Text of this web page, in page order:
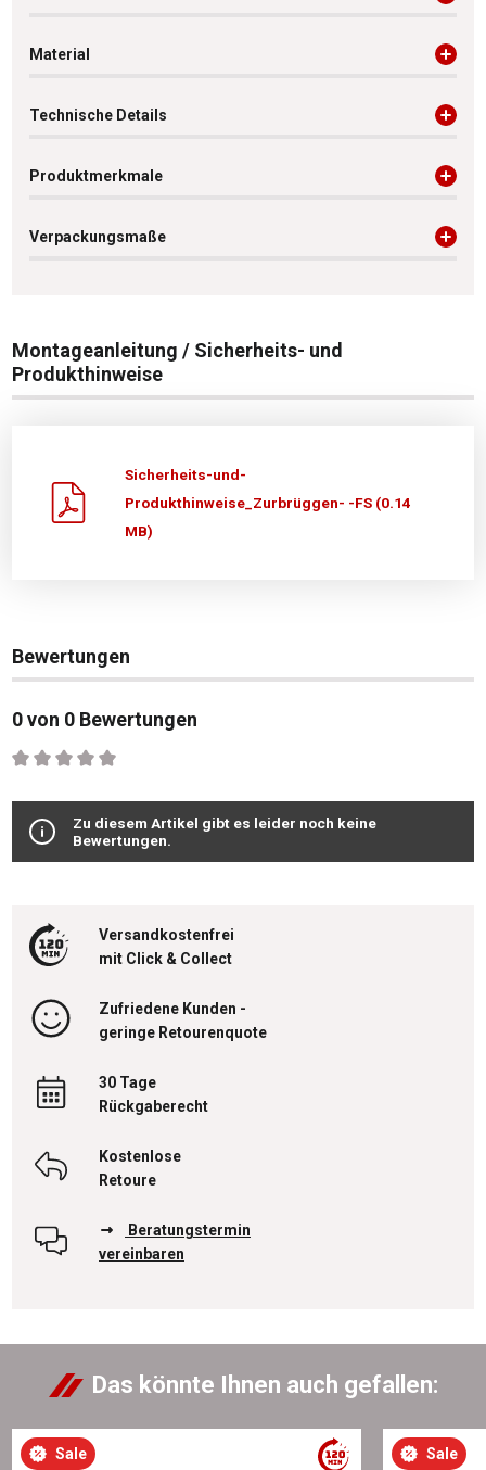
Material
Technische Details
Produktmerkmale
Verpackungsmaße
Montageanleitung / Sicherheits- und
Produkthinweise
Sicherheits-und-
Produkthinweise_Zurbrüggen- -FS (0.14
MB)
Bewertungen
0 von 0 Bewertungen
Durchschnittliche Bewertung von 0 von 5 Sternen
Zu diesem Artikel gibt es leider noch keine
Bewertungen.
Versandkostenfrei
mit Click & Collect
Zufriedene Kunden -
geringe Retourenquote
30 Tage
Rückgaberecht
Kostenlose
Retoure
Beratungstermin
vereinbaren
Das könnte Ihnen auch gefallen:
Sale Sale